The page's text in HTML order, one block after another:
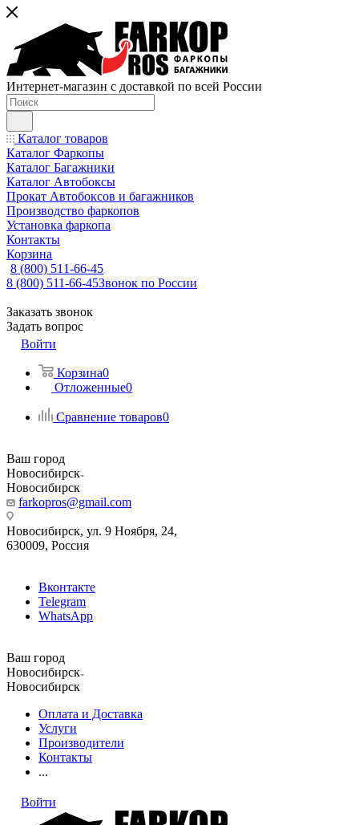
Интернет-магазин с доставкой по всей России
Каталог товаров
Каталог Фаркопы
Каталог Багажники
Каталог Автобоксы
Прокат Автобоксов и багажников
Производство фаркопов
Установка фаркопа
Контакты
Корзина
8 (800) 511-66-45
8 (800) 511-66-45Звонок по России
Заказать звонок
Задать вопрос
Войти
Корзина0
Отложенные0
Сравнение товаров0
Ваш город
Новосибирск
Новосибирск
farkopros@gmail.com
Новосибирск, ул. 9 Ноября, 24,
630009, Россия
Вконтакте
Telegram
WhatsApp
Ваш город
Новосибирск
Новосибирск
Оплата и Доставка
Услуги
Производители
Контакты
...
Войти